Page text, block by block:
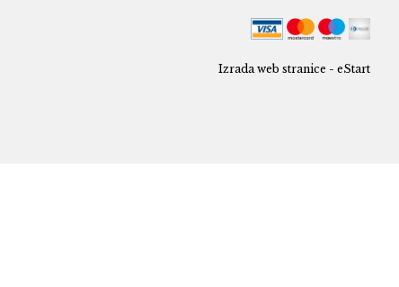
Izrada web stranice - eStart